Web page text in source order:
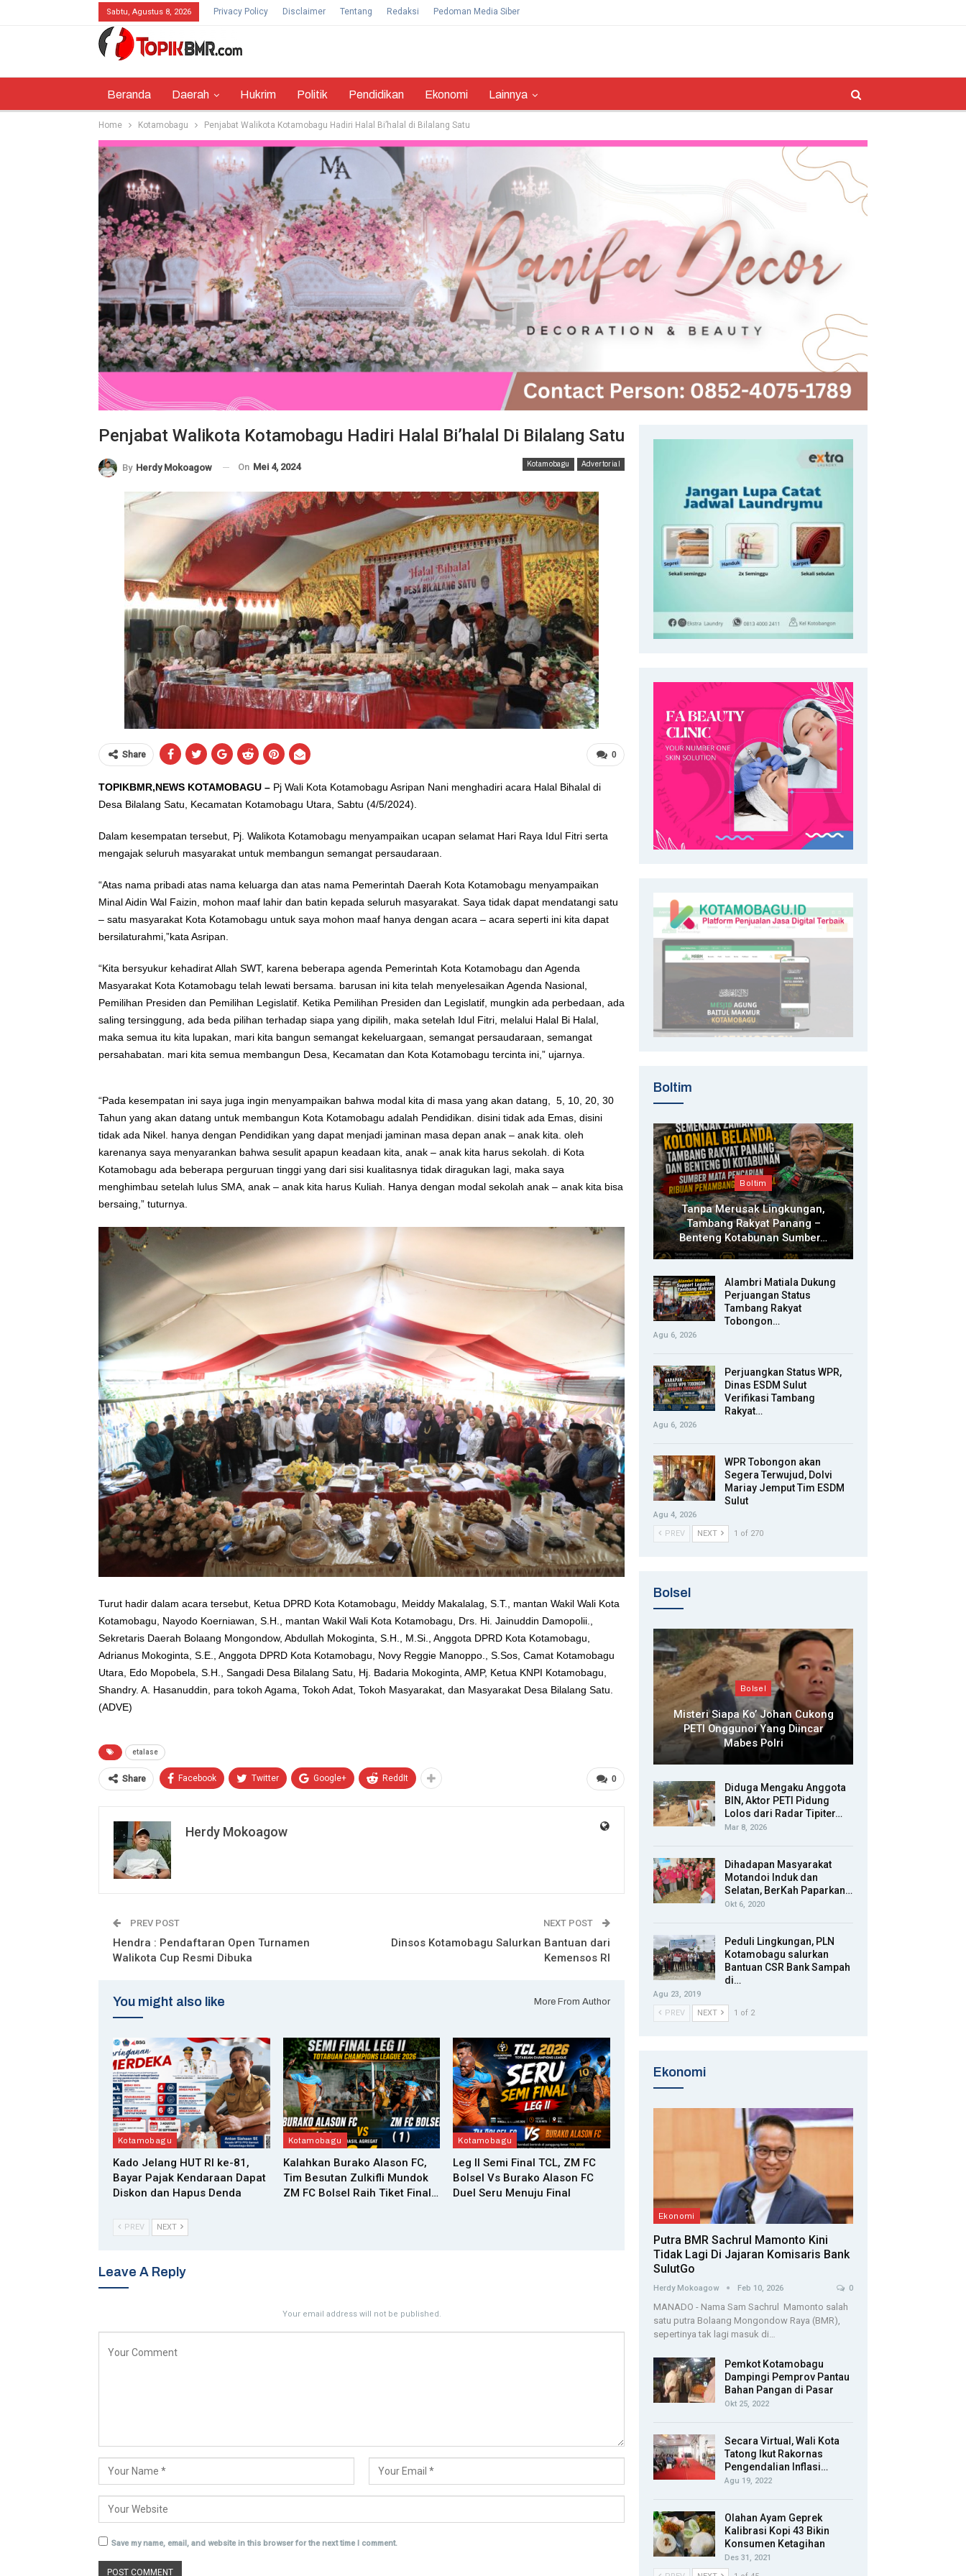
Sabtu, Agustus 8, 2026 Privacy Policy Disclaimer Tentang Redaksi Pedoman Media Siber
Beranda Daerah Hukrim Politik Pendidikan Ekonomi Lainnya
Home Kotamobagu Penjabat Walikota Kotamobagu Hadiri Halal Bi’halal di Bilalang Satu
Penjabat Walikota Kotamobagu Hadiri Halal Bi’halal Di Bilalang Satu
Kotamobagu Advertorial
By Herdy Mokoagow On Mei 4, 2024
0
Share
TOPIKBMR,NEWS KOTAMOBAGU – Pj Wali Kota Kotamobagu Asripan Nani menghadiri acara Halal Bihalal di
Desa Bilalang Satu, Kecamatan Kotamobagu Utara, Sabtu (4/5/2024).
Dalam kesempatan tersebut, Pj. Walikota Kotamobagu menyampaikan ucapan selamat Hari Raya Idul Fitri serta
mengajak seluruh masyarakat untuk membangun semangat persaudaraan.
“Atas nama pribadi atas nama keluarga dan atas nama Pemerintah Daerah Kota Kotamobagu menyampaikan
Minal Aidin Wal Faizin, mohon maaf lahir dan batin kepada seluruh masyarakat. Saya tidak dapat mendatangi satu
– satu masyarakat Kota Kotamobagu untuk saya mohon maaf hanya dengan acara – acara seperti ini kita dapat
bersilaturahmi,”kata Asripan.
“Kita bersyukur kehadirat Allah SWT, karena beberapa agenda Pemerintah Kota Kotamobagu dan Agenda
Masyarakat Kota Kotamobagu telah lewati bersama. barusan ini kita telah menyelesaikan Agenda Nasional,
Pemilihan Presiden dan Pemilihan Legislatif. Ketika Pemilihan Presiden dan Legislatif, mungkin ada perbedaan, ada
saling tersinggung, ada beda pilihan terhadap siapa yang dipilih, maka setelah Idul Fitri, melalui Halal Bi Halal,
maka semua itu kita lupakan, mari kita bangun semangat kekeluargaan, semangat persaudaraan, semangat
persahabatan. mari kita semua membangun Desa, Kecamatan dan Kota Kotamobagu tercinta ini,” ujarnya.
“Pada kesempatan ini saya juga ingin menyampaikan bahwa modal kita di masa yang akan datang, 5, 10, 20, 30
Tahun yang akan datang untuk membangun Kota Kotamobagu adalah Pendidikan. disini tidak ada Emas, disini
tidak ada Nikel. hanya dengan Pendidikan yang dapat menjadi jaminan masa depan anak – anak kita. oleh
karenanya saya menyarankan bahwa sesulit apapun keadaan kita, anak – anak kita harus sekolah. di Kota
Kotamobagu ada beberapa perguruan tinggi yang dari sisi kualitasnya tidak diragukan lagi, maka saya
menghimbau setelah lulus SMA, anak – anak kita harus Kuliah. Hanya dengan modal sekolah anak – anak kita bisa
bersaing,” tuturnya.
Turut hadir dalam acara tersebut, Ketua DPRD Kota Kotamobagu, Meiddy Makalalag, S.T., mantan Wakil Wali Kota
Kotamobagu, Nayodo Koerniawan, S.H., mantan Wakil Wali Kota Kotamobagu, Drs. Hi. Jainuddin Damopolii.,
Sekretaris Daerah Bolaang Mongondow, Abdullah Mokoginta, S.H., M.Si., Anggota DPRD Kota Kotamobagu,
Adrianus Mokoginta, S.E., Anggota DPRD Kota Kotamobagu, Novy Reggie Manoppo., S.Sos, Camat Kotamobagu
Utara, Edo Mopobela, S.H., Sangadi Desa Bilalang Satu, Hj. Badaria Mokoginta, AMP, Ketua KNPI Kotamobagu,
Shandry. A. Hasanuddin, para tokoh Agama, Tokoh Adat, Tokoh Masyarakat, dan Masyarakat Desa Bilalang Satu.
(ADVE)
etalase
0
Share Facebook Twitter Google+ ReddIt
Herdy Mokoagow
PREV POST
Hendra : Pendaftaran Open Turnamen
Walikota Cup Resmi Dibuka
NEXT POST
Dinsos Kotamobagu Salurkan Bantuan dari
Kemensos RI
You might also like More From Author
Kotamobagu
Kado Jelang HUT RI ke-81,
Bayar Pajak Kendaraan Dapat
Diskon dan Hapus Denda
Kotamobagu
Kalahkan Burako Alason FC,
Tim Besutan Zulkifli Mundok
ZM FC Bolsel Raih Tiket Final…
Kotamobagu
Leg II Semi Final TCL, ZM FC
Bolsel Vs Burako Alason FC
Duel Seru Menuju Final
PREV NEXT
Leave A Reply
Your email address will not be published.
Save my name, email, and website in this browser for the next time I comment.
Boltim
Boltim
Tanpa Merusak Lingkungan,
Tambang Rakyat Panang –
Benteng Kotabunan Sumber…
Alambri Matiala Dukung
Perjuangan Status
Tambang Rakyat
Tobongon…
Agu 6, 2026
Perjuangkan Status WPR,
Dinas ESDM Sulut
Verifikasi Tambang
Rakyat…
Agu 6, 2026
WPR Tobongon akan
Segera Terwujud, Dolvi
Mariay Jemput Tim ESDM
Sulut
Agu 4, 2026
PREV
NEXT 1 of 270
Bolsel
Bolsel
Misteri Siapa Ko’ Johan Cukong
PETI Onggunoi Yang Diincar
Mabes Polri
Diduga Mengaku Anggota
BIN, Aktor PETI Pidung
Lolos dari Radar Tipiter…
Mar 8, 2026
Dihadapan Masyarakat
Motandoi Induk dan
Selatan, BerKah Paparkan…
Okt 6, 2020
Peduli Lingkungan, PLN
Kotamobagu salurkan
Bantuan CSR Bank Sampah
di…
Agu 23, 2019
PREV
NEXT 1 of 2
Ekonomi
Ekonomi
Putra BMR Sachrul Mamonto Kini
Tidak Lagi Di Jajaran Komisaris Bank
SulutGo
Herdy Mokoagow Feb 10, 2026 0
MANADO - Nama Sam Sachrul Mamonto salah
satu putra Bolaang Mongondow Raya (BMR),
sepertinya tak lagi masuk di…
Pemkot Kotamobagu
Dampingi Pemprov Pantau
Bahan Pangan di Pasar
Okt 25, 2022
Secara Virtual, Wali Kota
Tatong Ikut Rakornas
Pengendalian Inflasi…
Agu 19, 2022
Olahan Ayam Geprek
Kalibrasi Kopi 43 Bikin
Konsumen Ketagihan
Des 31, 2021